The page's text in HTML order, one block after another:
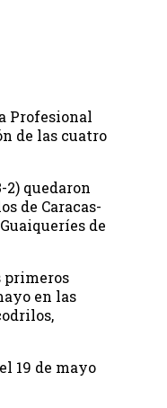
Profesional
de las cuatro
2) quedaron
de Caracas-
de
primeros
en las
19 de mayo